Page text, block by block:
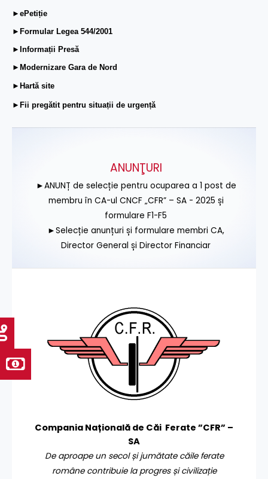
►ePetiție
►Formular Legea 544/2001
►Informații Presă
►Modernizare Gara de Nord
►Hartă site
►Fii pregătit pentru situații de urgență
ANUNŢURI
►ANUNȚ de selecție pentru ocuparea a 1 post de
membru în CA-ul CNCF „CFR” – SA - 2025 și
formulare F1-F5
►Selecție anunțuri și formulare membri CA,
Director General și Director Financiar
Compania Națională de Căi Ferate ”CFR” –
SA
De aproape un secol și jumătate căile ferate
române contribuie la progres și civilizație